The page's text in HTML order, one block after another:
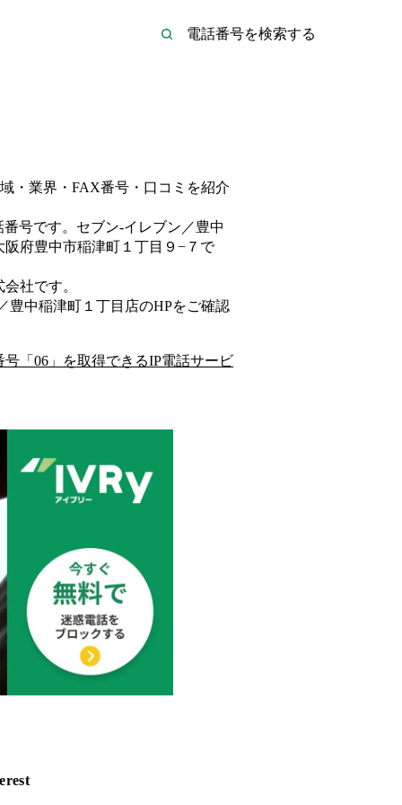
・業界・FAX番号・口コミを紹介
号です。 セブン‐イレブン／豊中
阪府豊中市稲津町１丁目９−７ で
会社です。
豊中稲津町１丁目店のHPをご確認
「 06 」を取得できるIP電話サービ